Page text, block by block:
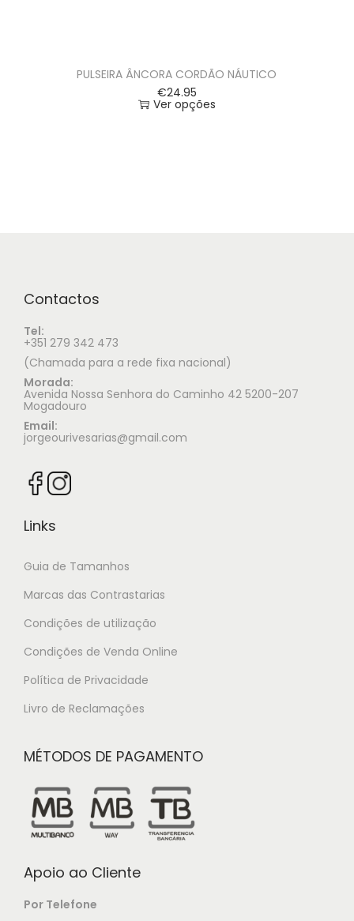
PULSEIRA ÂNCORA CORDÃO NÁUTICO
€24.95
Ver opções
Contactos
Tel:
+351 279 342 473
(Chamada para a rede fixa nacional)
Morada:
Avenida Nossa Senhora do Caminho 42 5200-207
Mogadouro
Email:
jorgeourivesarias@gmail.com
Links
Guia de Tamanhos
Marcas das Contrastarias
Condições de utilização
Condições de Venda Online
Política de Privacidade
Livro de Reclamações
MÉTODOS DE PAGAMENTO
Apoio ao Cliente
Por Telefone